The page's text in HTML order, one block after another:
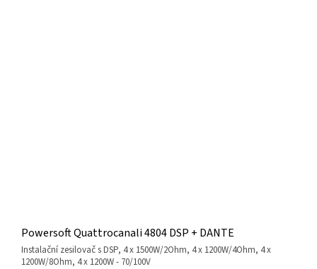
Powersoft Quattrocanali 4804 DSP + DANTE
instalační zesilovač s DSP, 4 x 1500W/2Ohm, 4 x 1200W/4Ohm, 4 x
1200W/8Ohm, 4 x 1200W - 70/100V